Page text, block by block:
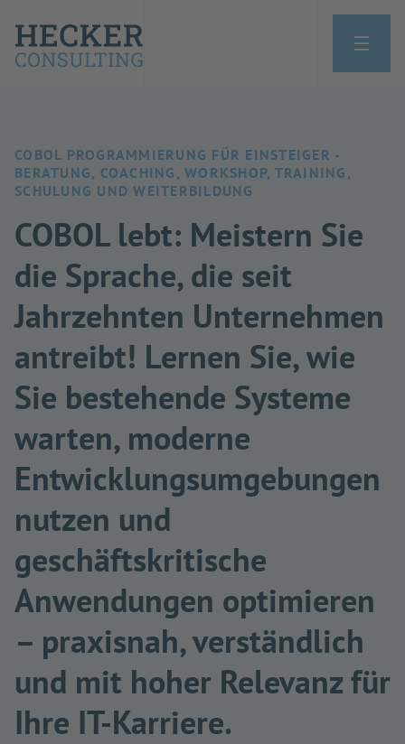
COBOL PROGRAMMIERUNG FÜR EINSTEIGER -
BERATUNG, COACHING, WORKSHOP, TRAINING,
SCHULUNG UND WEITERBILDUNG
COBOL lebt: Meistern Sie
die Sprache, die seit
Jahrzehnten Unternehmen
antreibt! Lernen Sie, wie
Sie bestehende Systeme
warten, moderne
Entwicklungsumgebungen
nutzen und
geschäftskritische
Anwendungen optimieren
– praxisnah, verständlich
und mit hoher Relevanz für
Ihre IT-Karriere.